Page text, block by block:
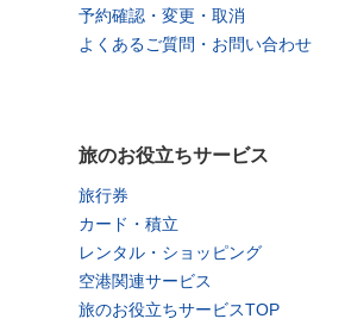
予約確認・変更・取消
よくあるご質問・お問い合わせ
旅のお役立ちサービス
旅行券
カード・積立
レンタル・ショッピング
空港関連サービス
旅のお役立ちサービスTOP